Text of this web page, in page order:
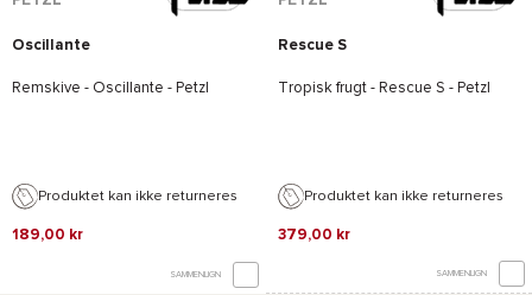
Oscillante
Remskive - Oscillante - Petzl
Produktet kan ikke returneres
189,00 kr
SAMMENLIGN
Rescue S
Tropisk frugt - Rescue S - Petzl
Produktet kan ikke returneres
379,00 kr
SAMMENLIGN